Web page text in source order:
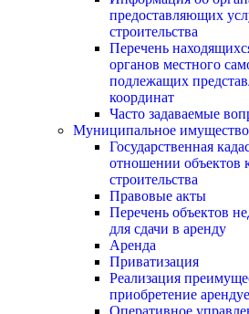
предоставляющих
строительства
Перечень
органов местного
подлежащих
координат
Часто задаваемые
Муниципальное имущество
Государственная
отношении объектов
строительства
Правовые акты
Перечень объектов
для сдачи в аренду
Аренда
Приватизация
Реализация
приобретение
Оперативное